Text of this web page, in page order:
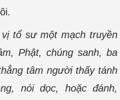
tổ sư một mạch truyền
Phật, chúng sanh, ba
tâm người thấy tánh
nói dọc, hoặc đánh,